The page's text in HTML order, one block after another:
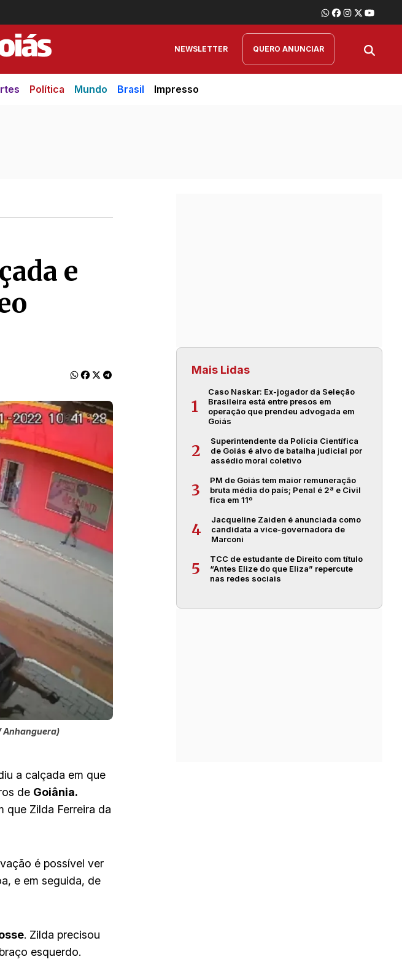
NEWSLETTER QUERO ANUNCIAR
Política Mundo Brasil Impresso
e
Anhanguera)
a calçada em que
de Goiânia.
que Zilda Ferreira da
é possível ver
e em seguida, de
. Zilda precisou
esquerdo.
Mais Lidas
1
Caso Naskar: Ex-jogador da Seleção
Brasileira está entre presos em
operação que prendeu advogada em
Goiás
2
Superintendente da Polícia Científica
de Goiás é alvo de batalha judicial por
assédio moral coletivo
3
PM de Goiás tem maior remuneração
bruta média do país; Penal é 2ª e Civil
fica em 11º
4
Jacqueline Zaiden é anunciada como
candidata a vice-governadora de
Marconi
5
TCC de estudante de Direito com título
“Antes Elize do que Eliza” repercute
nas redes sociais